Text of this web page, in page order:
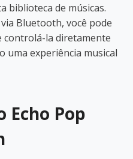
biblioteca de músicas.
Bluetooth, você pode
controlá-la diretamente
uma experiência musical
Pop